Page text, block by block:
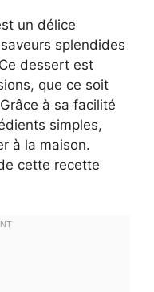
un délice
splendides
dessert est
que ce soit
à sa facilité
simples,
à la maison.
cette recette